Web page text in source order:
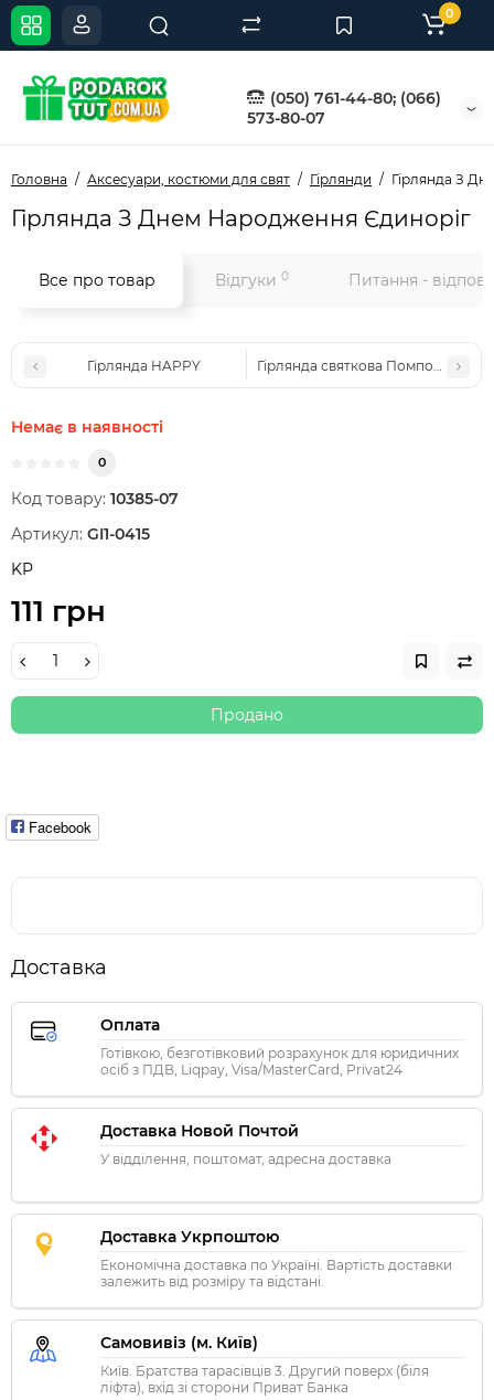
(050) 761-44-80; (066)
573-80-07
0
Головна Аксесуари, костюми для свят Гірлянди Гірлянда З
Гірлянда З Днем Народження Єдиноріг
Все про товар Відгуки 0 Питання -
Гірлянда HAPPY Гірлянда святкова Помпони
Немає в наявності
0
Код товару: 10385-07
Артикул: GI1-0415
KP
111 грн
Продано
Facebook
Доставка
Оплата
Готівкою, безготівковий розрахунок для юридичних
осіб з ПДВ, Liqpay, Visa/MasterCard, Privat24
Доставка Новой Почтой
У відділення, поштомат, адресна доставка
Доставка Укрпоштою
Економічна доставка по Україні. Вартість доставки
залежить від розміру та відстані.
Самовивіз (м. Київ)
Київ. Братства тарасівців 3. Другий поверх (біля
ліфта), вхід зі сторони Приват Банка